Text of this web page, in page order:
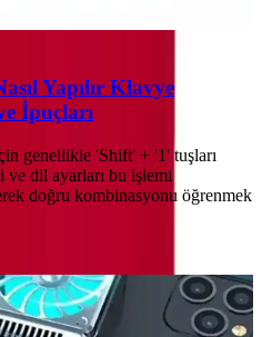
Yapılır Klavye
İpuçları
genellikle 'Shift' + '1' tuşları
ve dil ayarları bu işlemi
doğru kombinasyonu öğrenmek